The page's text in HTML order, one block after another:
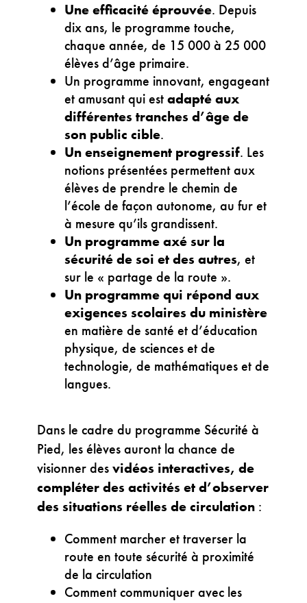
Une efficacité éprouvée. Depuis
dix ans, le programme touche,
chaque année, de 15 000 à 25 000
élèves d’âge primaire.
Un programme innovant, engageant
et amusant qui estadapté aux
différentes tranches d’âge de
son public cible.
Un enseignement progressif. Les
notions présentées permettent aux
élèves de prendre le chemin de
l’école de façon autonome, au fur et
à mesure qu’ils grandissent.
Un programme axé sur la
sécurité de soi et des autres, et
sur le « partage de la route ».
Un programme qui répond aux
exigences scolaires du ministère
en matière de santé et d’éducation
physique, de sciences et de
technologie, de mathématiques et de
langues.
Dans le cadre du programme Sécurité à
Pied, les élèves auront la chance de
visionner desvidéos interactives, de
compléter des activités et d’observer
des situations réelles de circulation :
Comment marcher et traverser la
route en toute sécurité à proximité
de la circulation
Comment communiquer avec les